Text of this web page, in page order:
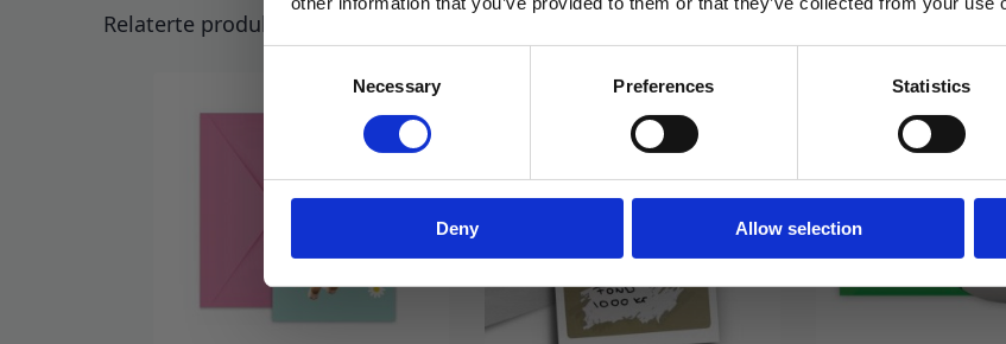
Necessary Preferences Statistics
Deny Allow selection
Relaterte produkter
Ja takk! Jeg vil gjerne få brev fra dere!